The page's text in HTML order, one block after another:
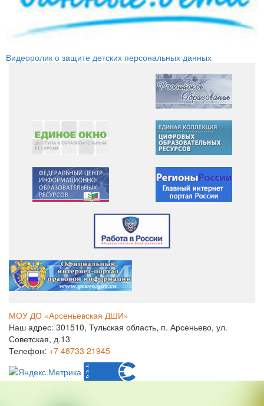
Видеоролик о защите детских персональных данных
МОУ ДО «Арсеньевская ДШИ»
Наш адрес: 301510, Тульская область, п. Арсеньево, ул.
Советская, д.13
Телефон: +7 48733 21945